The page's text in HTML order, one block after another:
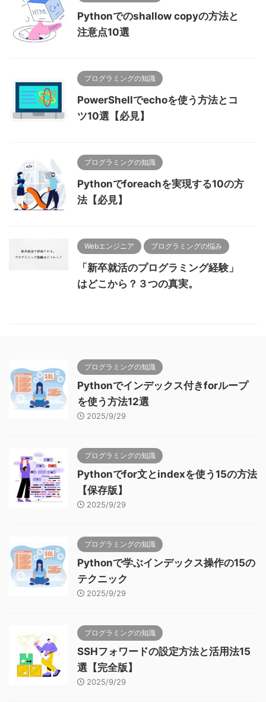
Pythonでのshallow copyの方法と
注意点10選
プログラミングの知識
PowerShellでechoを使う方法とコ
ツ10選【必見】
プログラミングの知識
Pythonでforeachを実現する10の方
法【必見】
Webエンジニア プログラミングの悩み
「新卒就活のプログラミング経験」
はどこから？３つの真実。
プログラミングの知識
Pythonでインデックス付きforループ
を使う方法12選
2025/9/29
プログラミングの知識
Pythonでfor文とindexを使う15の方法
【保存版】
2025/9/29
プログラミングの知識
Pythonで学ぶインデックス操作の15の
テクニック
2025/9/29
プログラミングの知識
SSHフォワードの設定方法と活用法15
選【完全版】
2025/9/29